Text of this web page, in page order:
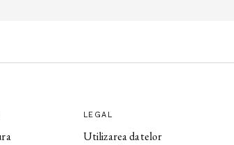
LEGAL
Utilizarea datelor